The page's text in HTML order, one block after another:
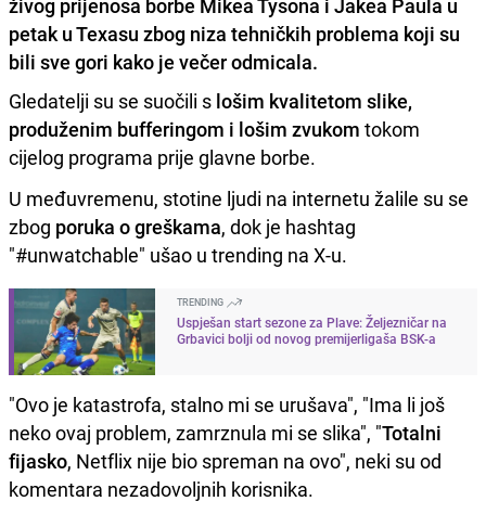
petak u Texasu zbog niza tehničkih problema koji su
bili sve gori kako je večer odmicala.
Gledatelji su se suočili s lošim kvalitetom slike,
produženim bufferingom i lošim zvukom tokom
cijelog programa prije glavne borbe.
U međuvremenu, stotine ljudi na internetu žalile su se
zbog poruka o greškama, dok je hashtag
"#unwatchable" ušao u trending na X-u.
TRENDING
Uspješan start sezone za Plave: Željezničar na
Grbavici bolji od novog premijerligaša BSK-a
"Ovo je katastrofa, stalno mi se urušava", "Ima li još
neko ovaj problem, zamrznula mi se slika", "Totalni
fijasko, Netflix nije bio spreman na ovo", neki su od
komentara nezadovoljnih korisnika.